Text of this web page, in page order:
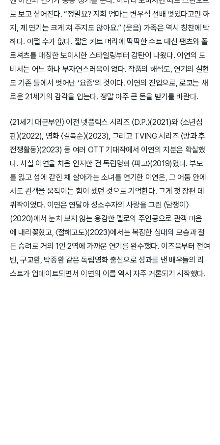
로 보고 싶어진다. “정말요? 저희 엄마는 변우석 선배 멋있다고만 하
지, 제 연기는 크게 쳐 주지도 않아요.” (웃음) 가족은 역시 칭찬에 박
하다. 어쩔 수가 없다. 짧은 커트 머리에 딱딱한 수트 대신 팬츠와 폴
로셔츠를 매칭한 보이시한 스타일링부터 감탄이 나왔다. 이연의 도
비서는 어느 하나 부자연스러움이 없다. 작품의 해석도, 연기의 실현
도 기존 틀에서 벗어난 ‘요즘’의 것이다. 이연의 진입으로, 로코는 새
로운 21세기의 감각을 입는다. 정말 아주 큰 돈을 받기를 바란다.
〈21세기 대군부인〉 이전 넷플릭스 시리즈 〈D.P.〉(2021)와 〈소년심
판〉(2022), 영화 〈길복순〉(2023), 그리고 TVING 시리즈 〈방과 후
전쟁활동〉(2023) 등 여러 OTT 기대작에서 이연의 지분은 확실했
다. 사실 이연을 처음 인지한 건 독립영화 〈파고〉(2019)였다. 부모
를 잃고 섬에 갇힌 채 살아가는 소녀를 연기한 이연은, 그 어둠 안에
서도 관객을 움직이는 힘이 셌던 것으로 기억한다. 그게 첫 장편 데
뷔작이었다. 이연은 연달아 성소수자의 사랑을 그린 〈담쟁이〉
(2020)에서 눈치 보지 않는 용감한 멜로의 주인공으로 관객 마음
에 내리꽂혔고, 〈절해고도〉(2023)에서는 복잡한 십대의 모습과 철
든 승려로 거의 1인 2역에 가까운 연기를 완수했다. 이즈음부터 전여
빈, 구교환, 박종환 같은 독립영화 출신으로 성과를 낸 배우들의 리
스트가 업데이트되면서 이연의 이름 역시 자주 거론되기 시작했다.